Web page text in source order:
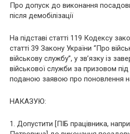
Про допуск до виконання
після демобілізації
На підставі статті 119 Кодексу
статті 39 Закону України “Про
військову службу”, у зв’язку із
військової служби за призовом під
поданою заявою про поновлення
НАКАЗУЮ:
1. Допустити [ПІБ працівника,